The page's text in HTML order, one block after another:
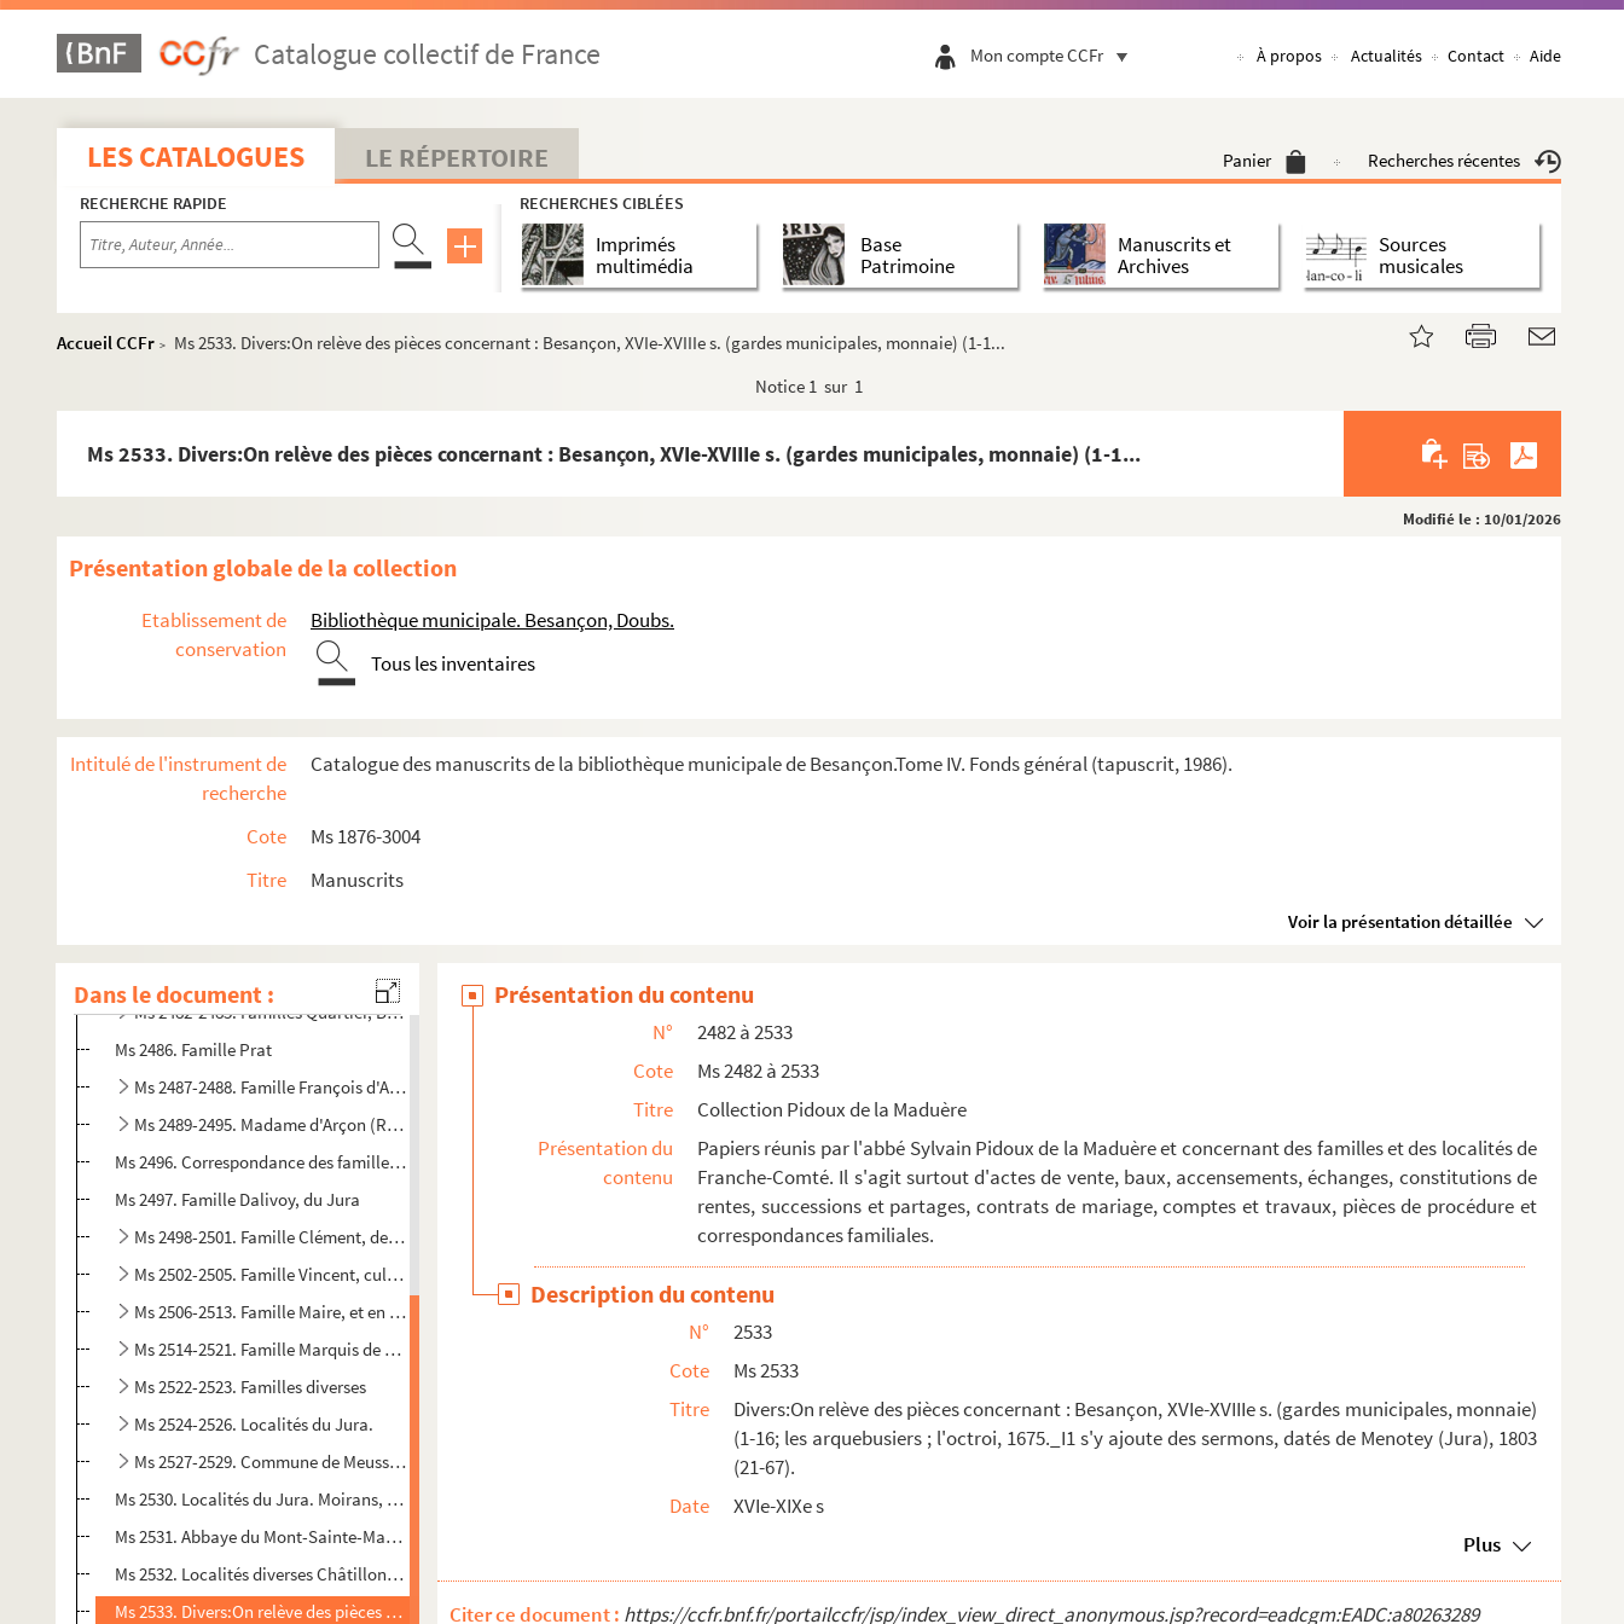
Catalogue collectif de France Mon compte CCFr À propos Actualités Contact Aide
LES CATALOGUES LE RÉPERTOIRE Panier Recherches récentes
RECHERCHE RAPIDE RECHERCHES CIBLÉES
Imprimés
multimédia
Base
Patrimoine
Manuscrits et
Archives
Sources
musicales
Accueil CCFr >
Ms 2533. Divers:On relève des pièces concernant : Besançon, XVIe-XVIIIe s. (gardes municipales, monnaie) (1-1...
Notice 1 sur 1
Ms 2533. Divers:On relève des pièces concernant : Besançon, XVIe-XVIIIe s. (gardes municipales, monnaie) (1-1...
Modifié le : 10/01/2026
Présentation globale de la collection
Etablissement de
conservation
Bibliothèque municipale. Besançon, Doubs.
Tous les inventaires
Intitulé de l'instrument de
recherche
Catalogue des manuscrits de la bibliothèque municipale de Besançon.Tome IV. Fonds général (tapuscrit, 1986).
Cote
Ms 1876-3004
Titre
Manuscrits
Voir la présentation détaillée
Dans le document :
Ms 1876 à 1887. Collection Charles Thuriet
Ms 1888 à 1943. Collection Alexandre Estignard
Ms 1953 à 1969. Collection Emile Longin
Ms 1970 à 2046. Ms 1970 à 2046
Ms 2326 à 2351. Collection Pidoux de la Maduère
Ms 2482 à 2533. Collection Pidoux de la Maduère
Ms 2482-2485. Familles Quartier, Breney.
Ms 2486. Famille Prat
Ms 2487-2488. Famille François d'Arçon
Ms 2489-2495. Madame d'Arçon (Reine-Françoise Breney), 1781-1843, célébrité lédonienne en son temps.
Ms 2496. Correspondance des familles Breney-d'Arçon
Ms 2497. Famille Dalivoy, du Jura
Ms 2498-2501. Famille Clément, de Saint-Lupicin et de ses environs
Ms 2502-2505. Famille Vincent, cultivateurs de Meussia, Crenans, Gardechemin, Pont-de-la-Pile.
Ms 2506-2513. Famille Maire, et en particulier famille Maire du Poset, de Rennes (Doubs).
Ms 2514-2521. Famille Marquis de Tallenay
Ms 2522-2523. Familles diverses
Ms 2524-2526. Localités du Jura.
Ms 2527-2529. Commune de Meussia (Jura)
Ms 2530. Localités du Jura. Moirans, 1643-1851; Montcusel, 1818; Abbaye de Saint-Claude, s.d.; Saint-Lupicin...
Ms 2531. Abbaye du Mont-Sainte-Marie (Doubs)Pièces (en partie copies) la concernant, 1532-1848 : acquisition...
Ms 2532. Localités diverses Châtillon-le-Duc, 1694 ; la Grand'Combe des Bois, 1787 ; Jougne, 1536-1736, (Dou...
Ms 2533. Divers:On relève des pièces concernant : Besançon, XVIe-XVIIIe s. (gardes municipales, monnaie) (1-1...
Présentation du contenu
N°
2482 à 2533
Cote
Ms 2482 à 2533
Titre
Collection Pidoux de la Maduère
Présentation du
contenu
Papiers réunis par l'abbé Sylvain Pidoux de la Maduère et concernant des familles et des localités de
Franche-Comté. Il s'agit surtout d'actes de vente, baux, accensements, échanges, constitutions de
rentes, successions et partages, contrats de mariage, comptes et travaux, pièces de procédure et
correspondances familiales.
Description du contenu
N°
2533
Cote
Ms 2533
Titre
Divers:On relève des pièces concernant : Besançon, XVIe-XVIIIe s. (gardes municipales, monnaie)
(1-16; les arquebusiers ; l'octroi, 1675._I1 s'y ajoute des sermons, datés de Menotey (Jura), 1803
(21-67).
Date
XVIe-XIXe s
Plus
Citer ce document : https://ccfr.bnf.fr/portailccfr/jsp/index_view_direct_anonymous.jsp?record=eadcgm:EADC:a80263289